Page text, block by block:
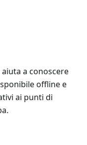
a conoscere
offline e
ai punti di